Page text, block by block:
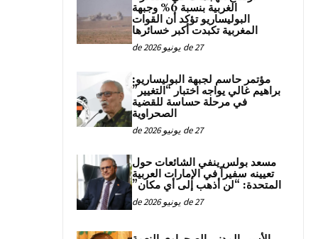
الغربية بنسبة 6% وجبهة
البوليساريو تؤكد أن القوات
المغربية تكبدت أكبر خسائرها
27 de يونيو de 2026
مؤتمر حاسم لجبهة البوليساريو:
براهيم غالي يواجه اختبار “التغيير”
في مرحلة حساسة للقضية
الصحراوية
27 de يونيو de 2026
مسعد بولس ينفي الشائعات حول
تعيينه سفيراً في الإمارات العربية
المتحدة: “لن أذهب إلى أي مكان”
27 de يونيو de 2026